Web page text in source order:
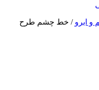
و ابرو / خط چشم طرح